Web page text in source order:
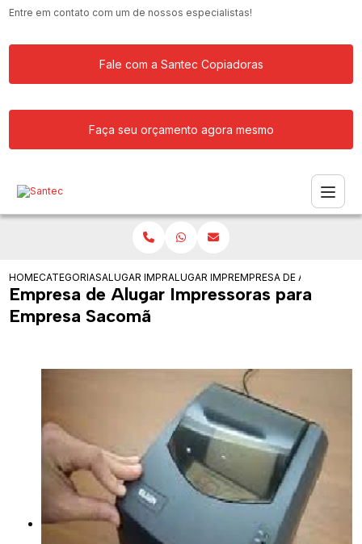
Entre em contato com um de nossos especialistas!
Fale com a Santec Copiadoras
Faça seu orçamento agora mesmo
HOMECATEGORIASALUGAR IMPRESSORAALUGAR IMPRESSORAS COLORIDAS
EMPRESA DE ALUGAR
Empresa de Alugar Impressoras para
Empresa Sacomã